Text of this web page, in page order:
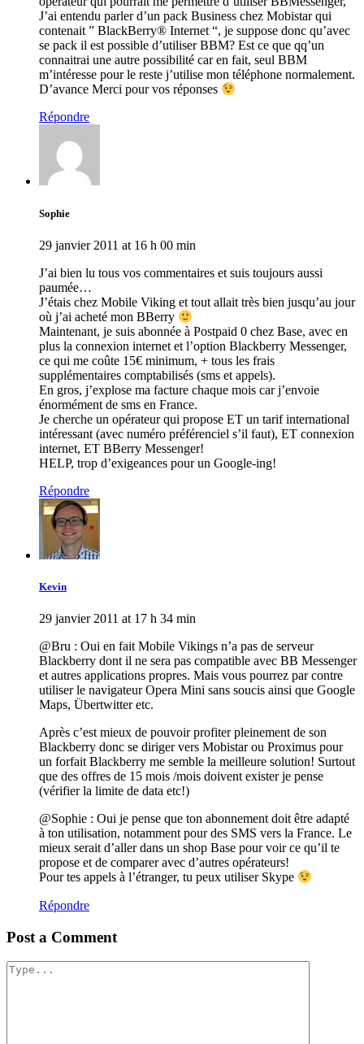
J’ai entendu parler d’un pack Business chez Mobistar qui
contenait ” BlackBerry® Internet “, je suppose donc qu’avec
se pack il est possible d’utiliser BBM? Est ce que qq’un
connaitrai une autre possibilité car en fait, seul BBM
m’intéresse pour le reste j’utilise mon téléphone normalement.
D’avance Merci pour vos réponses
Répondre
Sophie
29 janvier 2011 at 16 h 00 min
J’ai bien lu tous vos commentaires et suis toujours aussi
paumée…
J’étais chez Mobile Viking et tout allait très bien jusqu’au jour
où j’ai acheté mon BBerry
Maintenant, je suis abonnée à Postpaid 0 chez Base, avec en
plus la connexion internet et l’option Blackberry Messenger,
ce qui me coûte 15€ minimum, + tous les frais
supplémentaires comptabilisés (sms et appels).
En gros, j’explose ma facture chaque mois car j’envoie
énormément de sms en France.
Je cherche un opérateur qui propose ET un tarif international
intéressant (avec numéro préférenciel s’il faut), ET connexion
internet, ET BBerry Messenger!
HELP, trop d’exigeances pour un Google-ing!
Répondre
Kevin
29 janvier 2011 at 17 h 34 min
@Bru : Oui en fait Mobile Vikings n’a pas de serveur
Blackberry dont il ne sera pas compatible avec BB Messenger
et autres applications propres. Mais vous pourrez par contre
utiliser le navigateur Opera Mini sans soucis ainsi que Google
Maps, Übertwitter etc.
Après c’est mieux de pouvoir profiter pleinement de son
Blackberry donc se diriger vers Mobistar ou Proximus pour
un forfait Blackberry me semble la meilleure solution! Surtout
que des offres de 15 mois /mois doivent exister je pense
(vérifier la limite de data etc!)
@Sophie : Oui je pense que ton abonnement doit être adapté
à ton utilisation, notamment pour des SMS vers la France. Le
mieux serait d’aller dans un shop Base pour voir ce qu’il te
propose et de comparer avec d’autres opérateurs!
Pour tes appels à l’étranger, tu peux utiliser Skype
Répondre
Post a Comment